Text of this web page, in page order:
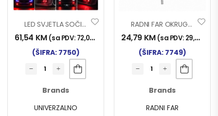
LED SVJETLA SOČIVA-OČI RGB SET 2/1 12-24V
61,54 KM (sa PDV: 72,00
(ŠIFRA: 7750)
Brands
UNIVERZALNO
RADNI FAR OKRUGLI 17LED 51W 17.7×5.7cm CRNI
24,79 KM (sa PDV: 29,00
(ŠIFRA: 7749)
Brands
RADNI FAR